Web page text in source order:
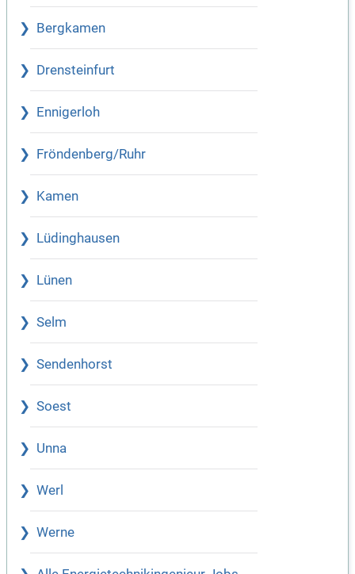
Bergkamen
Drensteinfurt
Ennigerloh
Fröndenberg/Ruhr
Kamen
Lüdinghausen
Lünen
Selm
Sendenhorst
Soest
Unna
Werl
Werne